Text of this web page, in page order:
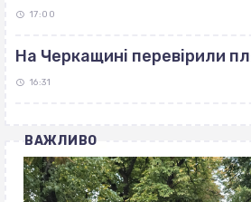
17:00
На Черкащині перевірили
16:31
ВАЖЛИВО